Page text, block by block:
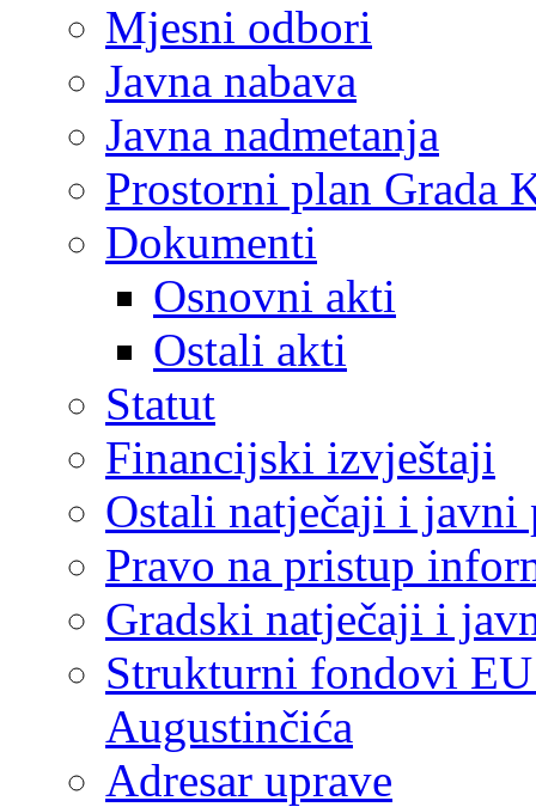
Mjesni odbori
Javna nabava
Javna nadmetanja
Prostorni plan Grada
Dokumenti
Osnovni akti
Ostali akti
Statut
Financijski izvještaji
Ostali natječaji i javni
Pravo na pristup
Gradski natječaji i
Strukturni fondovi
Augustinčića
Adresar uprave